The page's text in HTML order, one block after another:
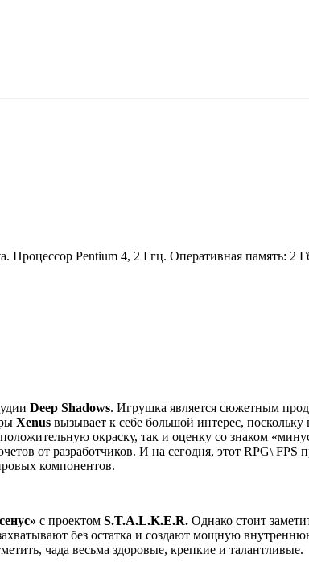
Процессор Pentium 4, 2 Ггц. Оперативная память: 2
Deep Shadows. Игрушка является сюжетным
Xenus вызывает к себе большой интерес,
окраску, так и оценку со знаком
от разработчиков. И на сегодня, этот RPG\ FPS
компонентов.
с проектом S.T.A.L.K.E.R. Однако стоит
без остатка и создают мощную
чада весьма здоровые, крепкие и талантливые.